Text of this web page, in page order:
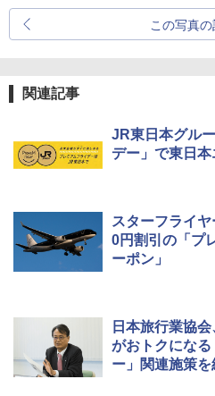
この写真
関連記事
JR東日本グル
デー」で東日
スターフライ
0円割引の「プ
ーポン」
日本旅行業協
がおトクにな
ー」関連施策を